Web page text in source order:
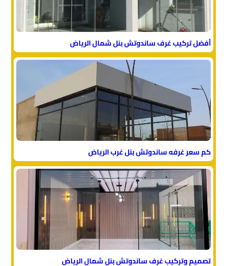
أفضل تركيب غرف ساندوتش بنل شمال الرياض
كم سعر غرفه ساندوتش بنل غرب الرياض
تصميم وتركيب غرف ساندوتش بنل شمال الرياض